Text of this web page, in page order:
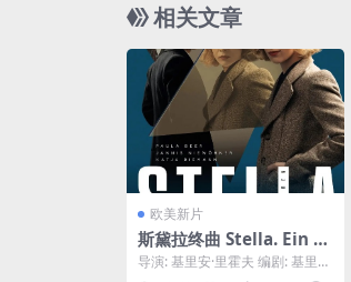
相关文章
欧美新片
斯黛拉终曲 Stella. Ein L
eben. (2023)
导演: 基里安·里霍夫 编剧: 基里安